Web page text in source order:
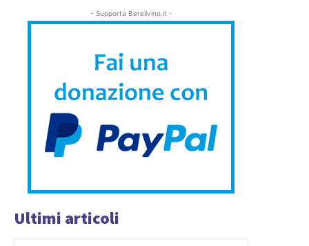
- Supporta Bereilvino.it -
Ultimi articoli